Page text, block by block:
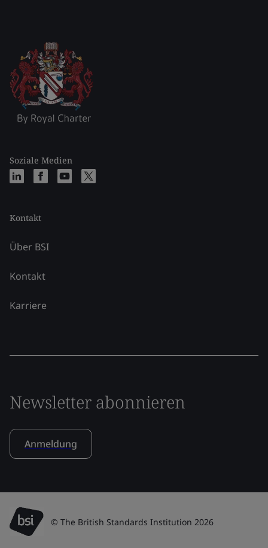
Soziale Medien
Kontakt
Über BSI
Kontakt
Karriere
Newsletter abonnieren
Anmeldung
© The British Standards Institution 2026